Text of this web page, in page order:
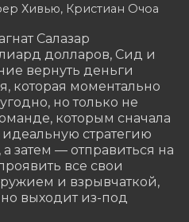
Хивью, Кристиан Очоа
Салазар
долларов, Сид и
вернуть деньги
которая моментально
но только не
которым сначала
стратегию
затем — отправиться на
все свои
и взрывчаткой,
выходит из-под